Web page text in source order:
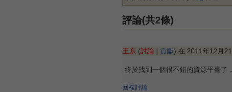
評論(共2條)
王东 (討論 | 貢獻) 在 2011年12月
終於找到一個很不錯的資源平臺了
回複評論